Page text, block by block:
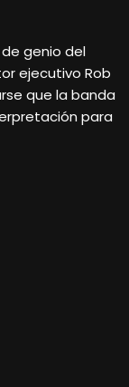
genio del
ejecutivo Rob
que la banda
para